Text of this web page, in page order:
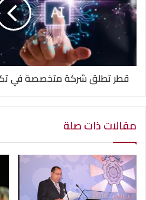
قطر تطلق شركة متخصصة في
مقالات ذات صلة